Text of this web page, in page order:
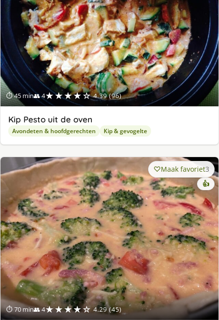
⏱ 45 min👥 4★★★★☆ 4.39 (96)
Kip Pesto uit de oven
Avondeten & hoofdgerechten Kip & gevogelte
⏱ 70 min👥 4★★★★☆ 4.29 (45)
Maak favoriet3
👍